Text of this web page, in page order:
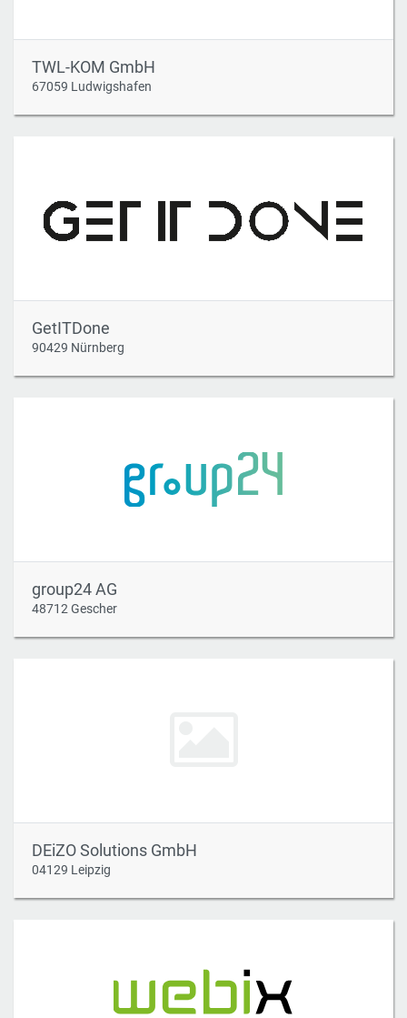
TWL-KOM GmbH
67059 Ludwigshafen
GetITDone
90429 Nürnberg
group24 AG
48712 Gescher
DEiZO Solutions GmbH
04129 Leipzig